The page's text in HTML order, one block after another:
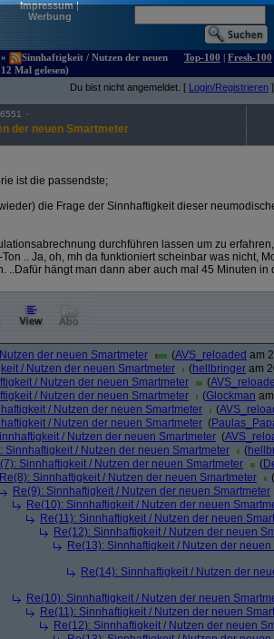
Impressum|
Werbung
»
Sinnhaftigkeit / Nutzen der neuen
Mal gelesen)
Top-100 | Fresh-100
Du bist nicht angemeldet. [ Login/Registrieren ]
der neuen Smartmeter
ist die passendste;
die Frage der Sinnhaftigkeit dieser
durchführen lassen um zu
.. Ja, oh, mh da funktioniert scheinbar was nicht,
..Dafür hängt man dann aber auch mal 45 Minuten
der neuen Smartmeter (AVS_reloaded am
/ Nutzen der neuen Smartmeter
(hellbringer am
/ Nutzen der neuen Smartmeter
(
/ Nutzen der neuen Smartmeter
(Glockman
/ Nutzen der neuen Smartmeter
(
/ Nutzen der neuen Smartmeter (
/ Nutzen der neuen Smartmeter (
Sinnhaftigkeit / Nutzen der neuen Smartmeter
(
Sinnhaftigkeit / Nutzen der neuen Smartmeter
(
Re(8): Sinnhaftigkeit / Nutzen der neuen Smartmeter
(
Re(9): Sinnhaftigkeit / Nutzen der neuen Smartmeter
Re(10): Sinnhaftigkeit / Nutzen der neuen
Re(11): Sinnhaftigkeit / Nutzen der neuen
Re(12): Sinnhaftigkeit / Nutzen der neuen
Re(13): Sinnhaftigkeit / Nutzen der neuen
Re(14): Sinnhaftigkeit / Nutzen der
Re(10): Sinnhaftigkeit / Nutzen der neuen
Re(11): Sinnhaftigkeit / Nutzen der neuen
Re(12): Sinnhaftigkeit / Nutzen der neuen